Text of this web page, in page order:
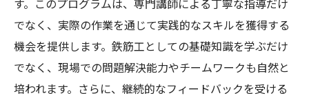
す。このプログラムは、専門講師による丁寧な指導だけ
でなく、実際の作業を通じて実践的なスキルを獲得する
機会を提供します。鉄筋工としての基礎知識を学ぶだけ
でなく、現場での問題解決能力やチームワークも自然と
培われます。さらに、継続的なフィードバックを受ける